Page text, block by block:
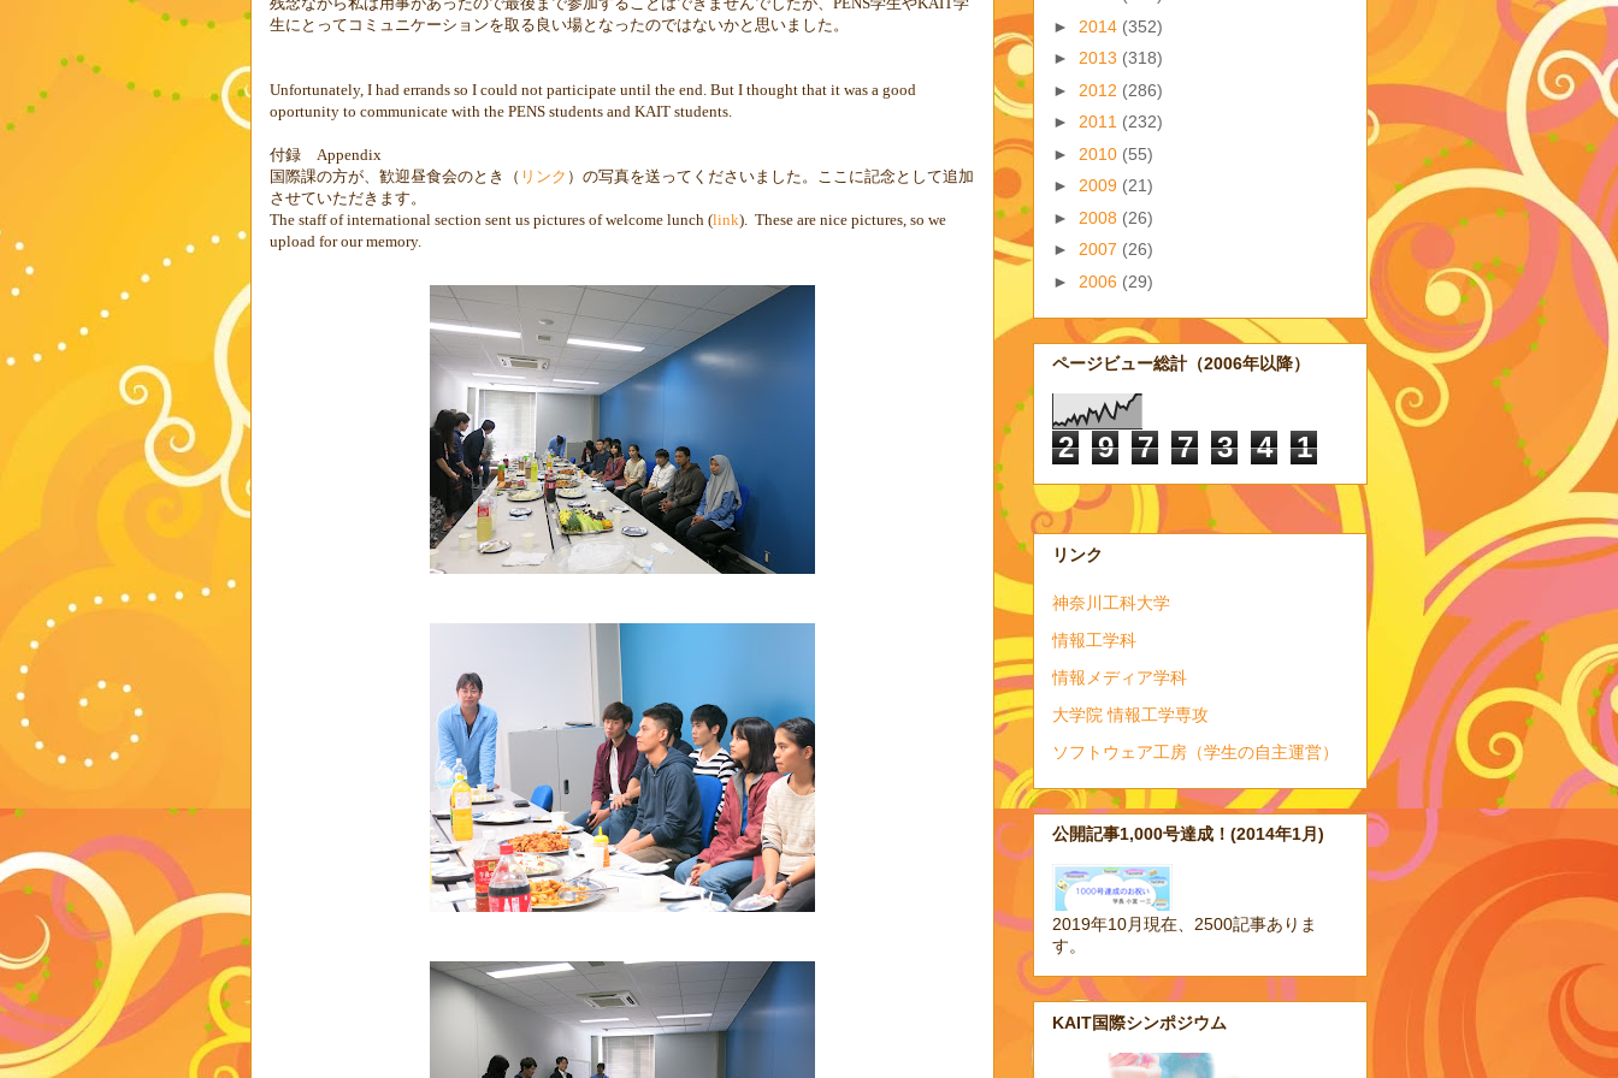
生にとってコミュニケーションを取る良い場となったのではないかと思いました。
Unfortunately, I had errands so I could not participate until the end. But I thought that it was a good
oportunity to communicate with the PENS students and KAIT students.
付録 Appendix
国際課の方が、歓迎昼食会のとき（ リンク ）の写真を送ってくださいました。ここに記念として追加
させていただきます。
The staff of international section sent us pictures of welcome lunch (link). These are nice pictures, so we
upload for our memory.
► 2014 (352)
► 2013 (318)
► 2012 (286)
► 2011 (232)
► 2010 (55)
► 2009 (21)
► 2008 (26)
► 2007 (26)
► 2006 (29)
ページビュー総計（2006年以降）
2 9 7 7 3 4 1
リンク
神奈川工科大学
情報工学科
情報メディア学科
大学院 情報工学専攻
ソフトウェア工房（学生の自主運営）
公開記事1,000号達成！(2014年1月)
2019年10月現在、2500記事ありま
す。
KAIT国際シンポジウム